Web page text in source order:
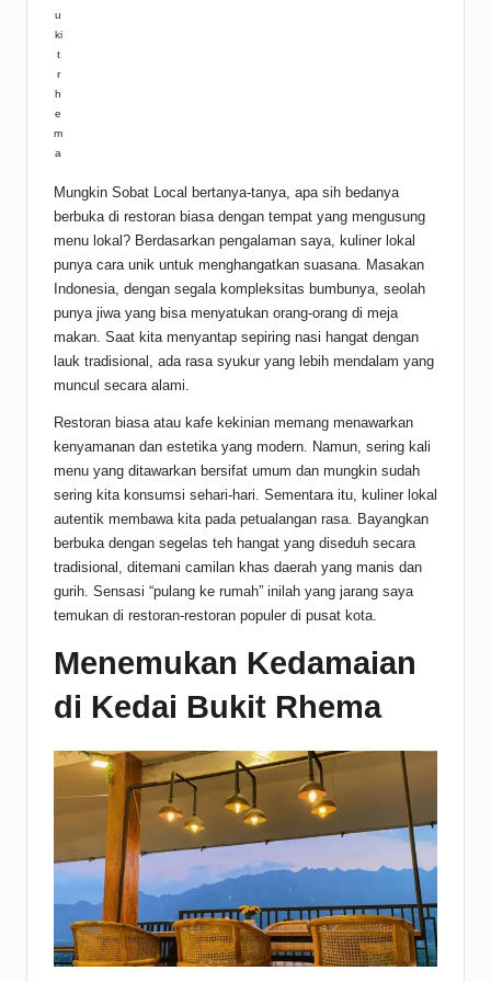
u
ki
t
r
h
e
m
a
Mungkin Sobat Local bertanya-tanya, apa sih bedanya
berbuka di restoran biasa dengan tempat yang mengusung
menu lokal? Berdasarkan pengalaman saya, kuliner lokal
punya cara unik untuk menghangatkan suasana. Masakan
Indonesia, dengan segala kompleksitas bumbunya, seolah
punya jiwa yang bisa menyatukan orang-orang di meja
makan. Saat kita menyantap sepiring nasi hangat dengan
lauk tradisional, ada rasa syukur yang lebih mendalam yang
muncul secara alami.
Restoran biasa atau kafe kekinian memang menawarkan
kenyamanan dan estetika yang modern. Namun, sering kali
menu yang ditawarkan bersifat umum dan mungkin sudah
sering kita konsumsi sehari-hari. Sementara itu, kuliner lokal
autentik membawa kita pada petualangan rasa. Bayangkan
berbuka dengan segelas teh hangat yang diseduh secara
tradisional, ditemani camilan khas daerah yang manis dan
gurih. Sensasi “pulang ke rumah” inilah yang jarang saya
temukan di restoran-restoran populer di pusat kota.
Menemukan Kedamaian
di Kedai Bukit Rhema